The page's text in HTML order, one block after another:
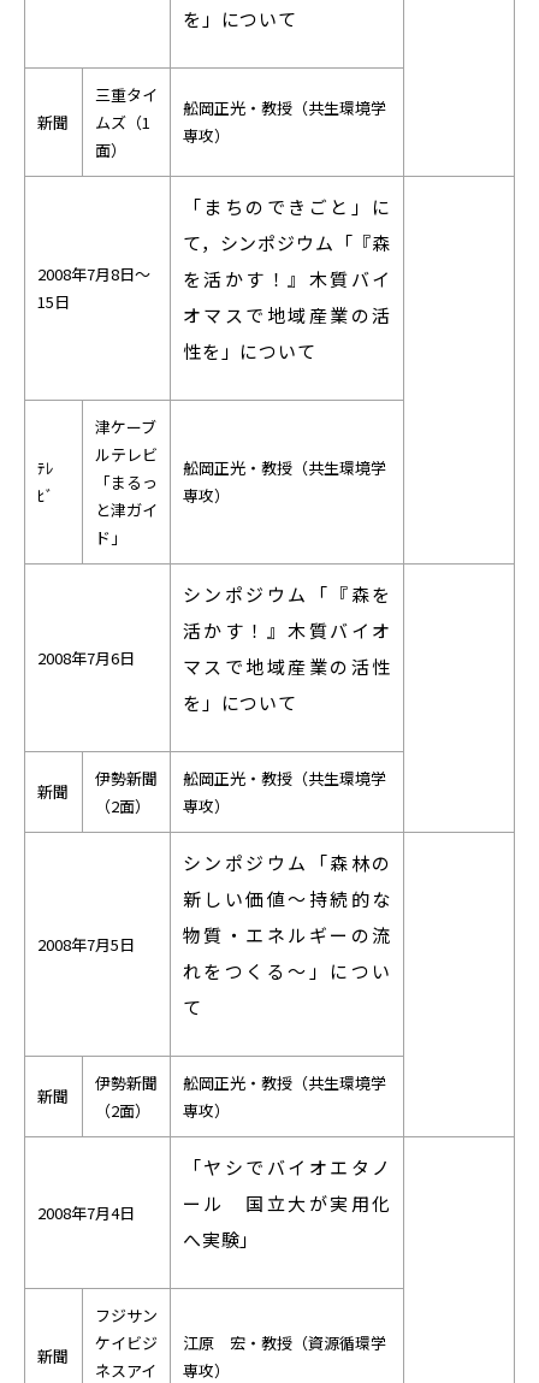
を」について
新聞
三重タイ
ムズ（1
面）
舩岡正光・教授（共生環境学
専攻）
2008年7月8日～
15日
「まちのできごと」に
て，シンポジウム「『森
を活かす！』木質バイ
オマスで地域産業の活
性を」について
ﾃﾚ
ﾋﾞ
津ケーブ
ルテレビ
「まるっ
と津ガイ
ド」
舩岡正光・教授（共生環境学
専攻）
2008年7月6日
シンポジウム「『森を
活かす！』木質バイオ
マスで地域産業の活性
を」について
新聞
伊勢新聞
（2面）
舩岡正光・教授（共生環境学
専攻）
2008年7月5日
シンポジウム「森林の
新しい価値～持続的な
物質・エネルギーの流
れをつくる～」につい
て
新聞
伊勢新聞
（2面）
舩岡正光・教授（共生環境学
専攻）
2008年7月4日
「ヤシでバイオエタノ
ール 国立大が実用化
へ実験」
新聞
フジサン
ケイビジ
ネスアイ
江原 宏・教授（資源循環学
専攻）